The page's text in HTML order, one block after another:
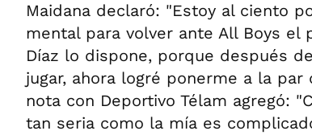
Maidana declaró: "Estoy al ciento
mental para volver ante All Boys el
Díaz lo dispone, porque después
jugar, ahora logré ponerme a la
nota con Deportivo Télam agregó:
tan seria como la mía es